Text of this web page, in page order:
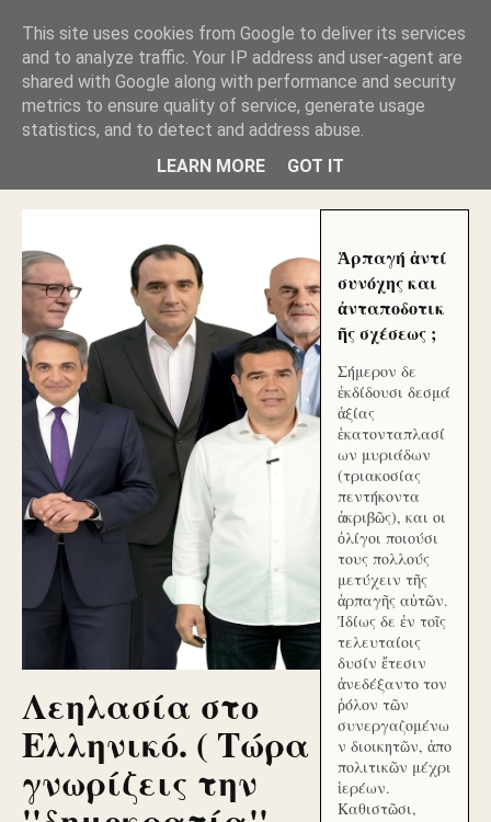
ΑΥΤΟΧΘΟΝΕΣ ΜΟΥ ΕΚΛΕΙΣΑΝ ΤΑ ΣΟΣΙΑΛ ΚΑΙ
ΦΙΜΩΣΑΝ ΤΟ SITE. ΟΙ ΧΙΛΙΑΔΕΣ ΜΙΚΡΟΕΠΕΝΔΥΤΕΣ
ΕΠΕΝΔΥΣΑΤΕ ΓΙΑ ΛΕΗΛΑΣΙΑ ΚΑΙ ΕΓΚΛΗΜΑ ?
ΓΛΥΦΑΔΑ WEB |ΟΙ ΜΕΓΑΛΟΙ ΚΛΕΠΤΑΙ ΑΠΟ ΤΟ
ΜΙΚΡΟΝ ΑΠΑΓΟΥΣΙ
Λεηλασία στο
Ελληνικό. ( Τώρα
γνωρίζεις την
Ἁρπαγή ἀντί
συνόχης και
ἀνταποδοτικ
ῆς σχέσεως ;
Σήμερον δε
ἐκδίδουσι δεσμά
ἀξίας
ἑκατονταπλασί
ων μυριάδων
(τριακοσίας
πεντήκοντα
ἀκριβῶς), και οι
ὀλίγοι ποιούσι
τους πολλούς
μετύχειν τῆς
ἁρπαγῆς αὐτῶν.
Ἰδίως δε ἐν τοῖς
τελευταίοις
δυσίν ἔτεσιν
ἀνεδέξαντο τον
ῥόλον τῶν
συνεργαζομένω
ν διοικητῶν, ἀπο
πολιτικῶν μέχρι
ἱερέων.
Καθιστῶσι,
This site uses cookies from Google to deliver its services
and to analyze traffic. Your IP address and user-agent are
shared with Google along with performance and security
metrics to ensure quality of service, generate usage
statistics, and to detect and address abuse.
LEARN MORE
GOT IT